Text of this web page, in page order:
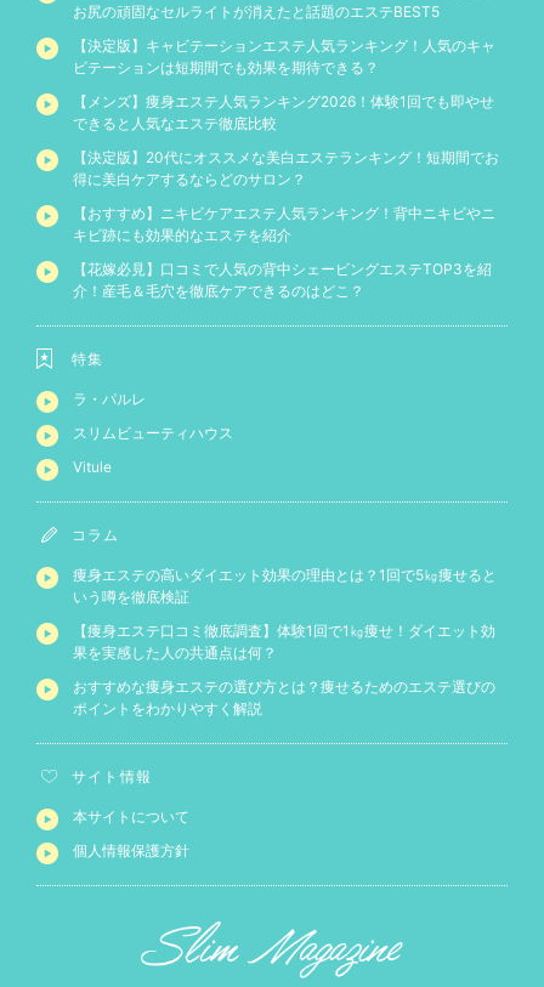
お尻の頑固なセルライトが消えたと話題のエステBEST5
【決定版】キャビテーションエステ人気ランキング！人気のキャ
ビテーションは短期間でも効果を期待できる？
【メンズ】痩身エステ人気ランキング2026！体験1回でも即やせ
できると人気なエステ徹底比較
【決定版】20代にオススメな美白エステランキング！短期間でお
得に美白ケアするならどのサロン？
【おすすめ】ニキビケアエステ人気ランキング！背中ニキビやニ
キビ跡にも効果的なエステを紹介
【花嫁必見】口コミで人気の背中シェービングエステTOP3を紹
介！産毛＆毛穴を徹底ケアできるのはどこ？
特集
ラ・パルレ
スリムビューティハウス
Vitule
コラム
痩身エステの高いダイエット効果の理由とは？1回で5㎏痩せると
いう噂を徹底検証
【痩身エステ口コミ徹底調査】体験1回で1㎏痩せ！ダイエット効
果を実感した人の共通点は何？
おすすめな痩身エステの選び方とは？痩せるためのエステ選びの
ポイントをわかりやすく解説
サイト情報
本サイトについて
個人情報保護方針